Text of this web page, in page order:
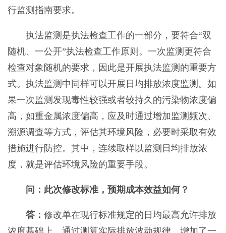
行监测指南要求。
执法监测是执法检查工作的一部分，要符合“双
随机、一公开”执法检查工作原则。一次监测更符合
检查对象随机的要求，因此是开展执法监测的重要方
式。执法监测中同样可以开展日均排放浓度监测。如
果一次监测发现毒性较强或者较持久的污染物浓度偏
高，如重金属浓度偏高，应及时通过增加监测频次、
溯源调查等方式，评估其环境风险，必要时采取有效
措施进行防控。其中，连续取样以监测日均排放浓
度，就是评估环境风险的重要手段。
问：此次修改标准，预期成本效益如何？
答： 修改单在现行标准规定的日均最高允许排放
浓度基础上，通过测算实际排放波动规律，增加了一